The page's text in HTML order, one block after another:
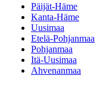
Päijät-Häme
Kanta-Häme
Uusimaa
Etelä-Pohjanmaa
Pohjanmaa
Itä-Uusimaa
Ahvenanmaa